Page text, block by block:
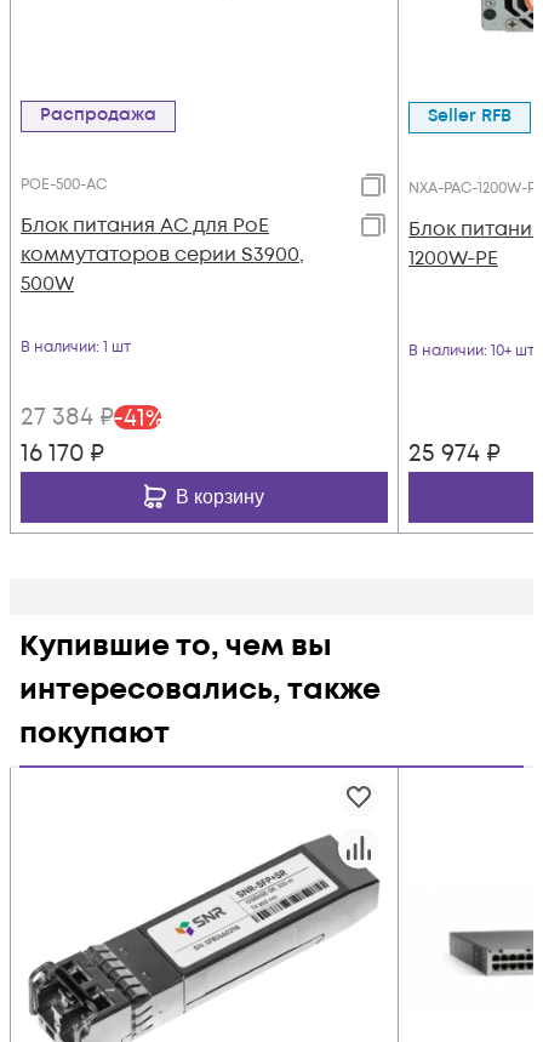
Распродажа
POE-500-AC
Блок питания AC для PoE
коммутаторов серии S3900,
500W
В наличии: 1 шт
27 384 ₽-41%
16 170 ₽
В корзину
Seller RFB
NXA-PAC-1200W-PE
Блок
1200W-PE
В наличии: 10+ шт
25 974 ₽
Купившие то, чем вы
интересовались, также
покупают